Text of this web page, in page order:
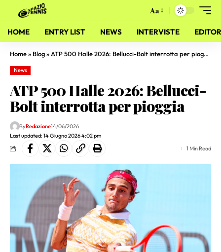
Aa
HOME ENTRY LIST NEWS INTERVISTE
Home» Blog» ATP 500 Halle 2026: Bellucci-Bolt interrotta per pioggia
News
ATP 500 Halle 2026: Bellucci-
Bolt interrotta per pioggia
Last updated: 14 Giugno 2026 4:02 pm
ByRedazione14/06/2026
1 Min Read